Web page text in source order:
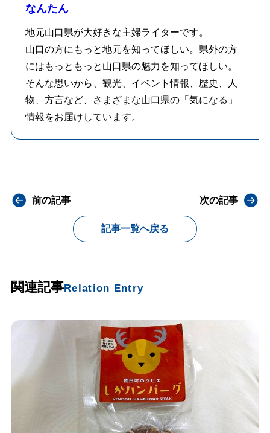
なんたん
地元山口県が大好きな主婦ライターです。
山口の方にもっと地元を知ってほしい。県外の方
にはもっともっと山口県の魅力を知ってほしい。
そんな思いから、観光、イベント情報、歴史、人
物、方言など、さまざまな山口県の「気になる」
情報をお届けしています。
前の記事
記事一覧へ戻る
次の記事
関連記事Relation Entry